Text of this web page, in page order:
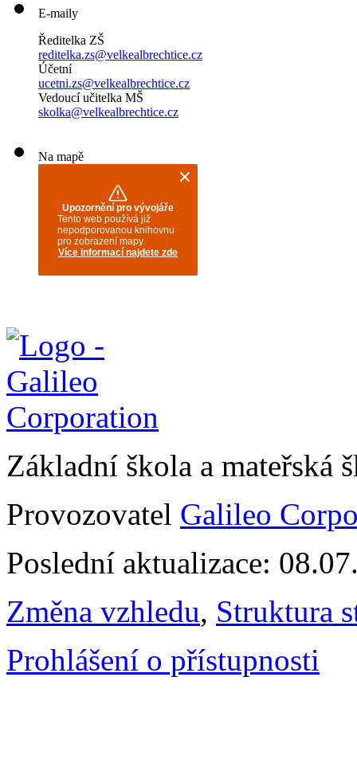
E-maily
Ředitelka ZŠ
reditelka.zs@velkealbrechtice.cz
Účetní
ucetni.zs@velkealbrechtice.cz
Vedoucí učitelka MŠ
skolka@velkealbrechtice.cz
Na mapě
Základní škola a mateřská
Provozovatel Galileo
Poslední aktualizace:
Změna vzhledu, Struktura
Prohlášení o přístupnosti